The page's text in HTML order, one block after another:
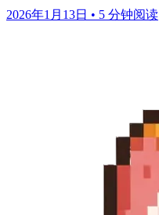
2026年1月13日 • 5 分钟阅读